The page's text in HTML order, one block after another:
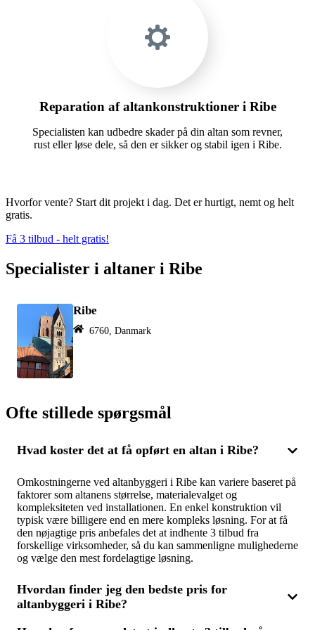
Reparation af altankonstruktioner i Ribe
Specialisten kan udbedre skader på din altan som revner,
rust eller løse dele, så den er sikker og stabil igen i Ribe.
Hvorfor vente? Start dit projekt i dag. Det er hurtigt, nemt og helt
gratis.
Få 3 tilbud - helt gratis!
Specialister i altaner i Ribe
Ribe
6760, Danmark
Ofte stillede spørgsmål
Hvad koster det at få opført en altan i Ribe?
Omkostningerne ved altanbyggeri i Ribe kan variere baseret på
faktorer som altanens størrelse, materialevalget og
kompleksiteten ved installationen. En enkel konstruktion vil
typisk være billigere end en mere kompleks løsning. For at få
den nøjagtige pris anbefales det at indhente 3 tilbud fra
forskellige virksomheder, så du kan sammenligne mulighederne
og vælge den mest fordelagtige løsning.
Hvordan finder jeg den bedste pris for
altanbyggeri i Ribe?